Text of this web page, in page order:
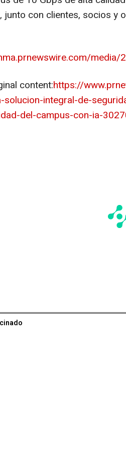
junto con clientes, socios y
media/
content:https://
solucion-integral-de-
del-campus-con-ia-